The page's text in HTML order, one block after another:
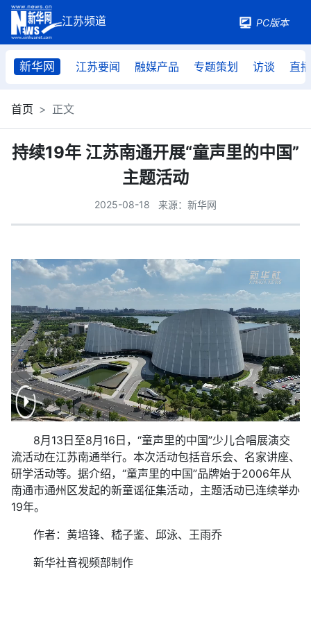
PC版本
新华网 江苏要闻 融媒产品 专题策划 访谈 直播
首页 正文
持续19年 江苏南通开展“童声里的中国”
主题活动
2025-08-18 来源：新华网
8月13日至8月16日，“童声里的中国”少儿合唱展演交
流活动在江苏南通举行。本次活动包括音乐会、名家讲座、
研学活动等。据介绍，“童声里的中国”品牌始于2006年从
南通市通州区发起的新童谣征集活动，主题活动已连续举办
19年。
作者：黄培锋、嵇子鉴、邱泳、王雨乔
新华社音视频部制作